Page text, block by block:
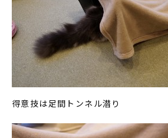
得意技は足間トンネル潜り